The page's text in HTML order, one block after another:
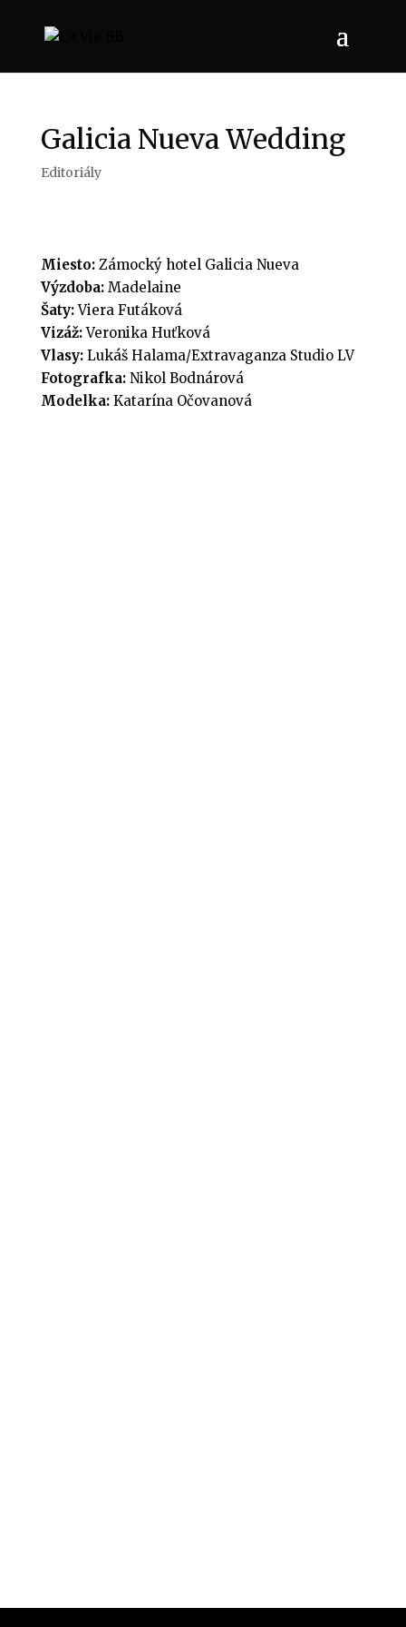
Galicia Nueva Wedding
Editoriály
Miesto:Zámocký hotel Galicia Nueva
Výzdoba:Madelaine
Šaty:Viera Futáková
Vizáž:Veronika Huťková
Vlasy:Lukáš Halama/Extravaganza Studio LV
Fotografka:Nikol Bodnárová
Modelka:Katarína Očovanová